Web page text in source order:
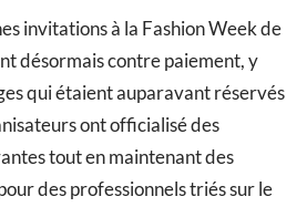
invitations à la Fashion Week de
désormais contre paiement, y
qui étaient auparavant réservés
ont officialisé des
tout en maintenant des
des professionnels triés sur le